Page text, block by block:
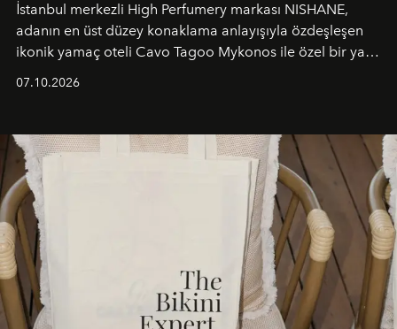
İstanbul merkezli High Perfumery markası NISHANE,
adanın en üst düzey konaklama anlayışıyla özdeşleşen
ikonik yamaç oteli Cavo Tagoo Mykonos ile özel bir yaz
buluşturarak markanın Cavo Tagoo’daki varlığını
sürükleyici ve mevsime özel bir deneyime dönüştürüyor.
07.10.2026